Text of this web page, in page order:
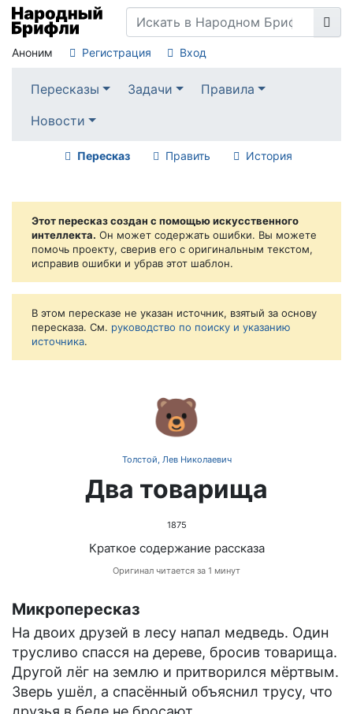
Аноним Регистрация Вход
Пересказы Задачи
Правила
Новости
Пересказ Править История
Этот пересказ создан с помощью искусственного
интеллекта. Он может содержать ошибки. Вы можете
помочь проекту, сверив его с оригинальным текстом,
исправив ошибки и убрав этот шаблон.
В этом пересказе не указан источник, взятый за основу
пересказа. См. руководство по поиску и указанию
источника.
🐻
Толстой, Лев Николаевич
Два товарища
1875
Краткое содержание рассказа
Оригинал читается за 1 минут
Микропересказ
На двоих друзей в лесу напал медведь. Один
трусливо спасся на дереве, бросив товарища.
Другой лёг на землю и притворился мёртвым.
Зверь ушёл, а спасённый объяснил трусу, что